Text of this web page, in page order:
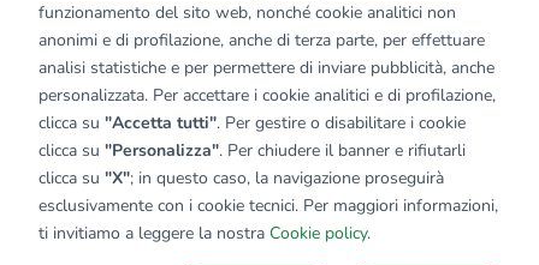
funzionamento del sito web, nonché cookie analitici non
anonimi e di profilazione, anche di terza parte, per effettuare
analisi statistiche e per permettere di inviare pubblicità, anche
personalizzata. Per accettare i cookie analitici e di profilazione,
clicca su "Accetta tutti". Per gestire o disabilitare i cookie
clicca su "Personalizza". Per chiudere il banner e rifiutarli
clicca su "X"; in questo caso, la navigazione proseguirà
esclusivamente con i cookie tecnici. Per maggiori informazioni,
ti invitiamo a leggere la nostra Cookie policy.